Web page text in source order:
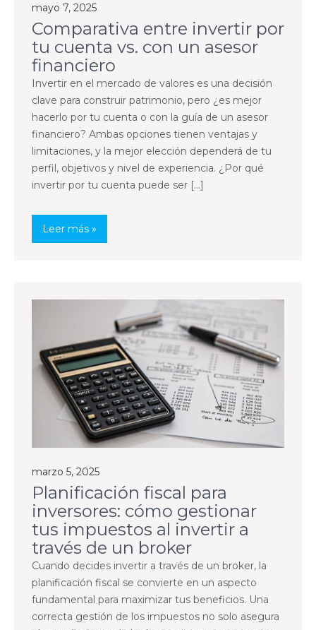
mayo 7, 2025
Comparativa entre invertir por
tu cuenta vs. con un asesor
financiero
Invertir en el mercado de valores es una decisión
clave para construir patrimonio, pero ¿es mejor
hacerlo por tu cuenta o con la guía de un asesor
financiero? Ambas opciones tienen ventajas y
limitaciones, y la mejor elección dependerá de tu
perfil, objetivos y nivel de experiencia. ¿Por qué
invertir por tu cuenta puede ser […]
Leer más »
marzo 5, 2025
Planificación fiscal para
inversores: cómo gestionar
tus impuestos al invertir a
través de un broker
Cuando decides invertir a través de un broker, la
planificación fiscal se convierte en un aspecto
fundamental para maximizar tus beneficios. Una
correcta gestión de los impuestos no solo asegura